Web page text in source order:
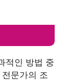
적인 방법 중
문가의 조